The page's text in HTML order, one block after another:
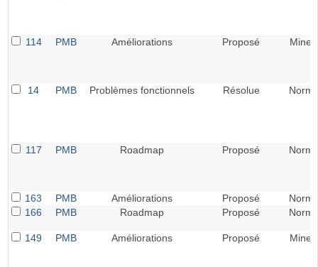
114 PMB Améliorations Proposé
14 PMB Problèmes fonctionnels Résolue
117 PMB Roadmap Proposé
163 PMB Améliorations Proposé
166
PMB Roadmap Proposé
149 PMB Améliorations Proposé